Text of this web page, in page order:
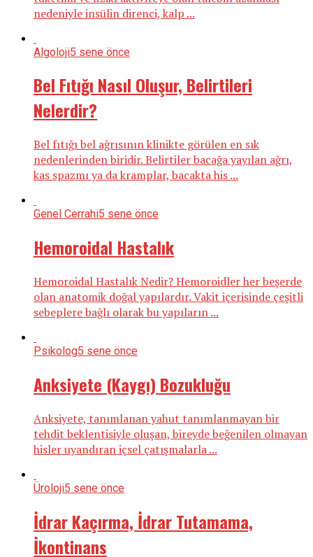
nedeniyle insülin direnci, kalp ...
Algoloji5 sene önce
Bel Fıtığı Nasıl Oluşur, Belirtileri
Nelerdir?
Bel fıtığı bel ağrısının klinikte görülen en sık
nedenlerinden biridir. Belirtiler bacağa yayılan ağrı,
kas spazmı ya da kramplar, bacakta his ...
Genel Cerrahi5 sene önce
Hemoroidal Hastalık
Hemoroidal Hastalık Nedir? Hemoroidler her beşerde
olan anatomik doğal yapılardır. Vakit içerisinde çeşitli
sebeplere bağlı olarak bu yapıların ...
Psikolog5 sene önce
Anksiyete (Kaygı) Bozukluğu
Anksiyete, tanımlanan yahut tanımlanmayan bir
tehdit beklentisiyle oluşan, bireyde beğenilen olmayan
hisler uyandıran içsel çatışmalarla ...
Üroloji5 sene önce
İdrar Kaçırma, İdrar Tutamama,
İkontinans